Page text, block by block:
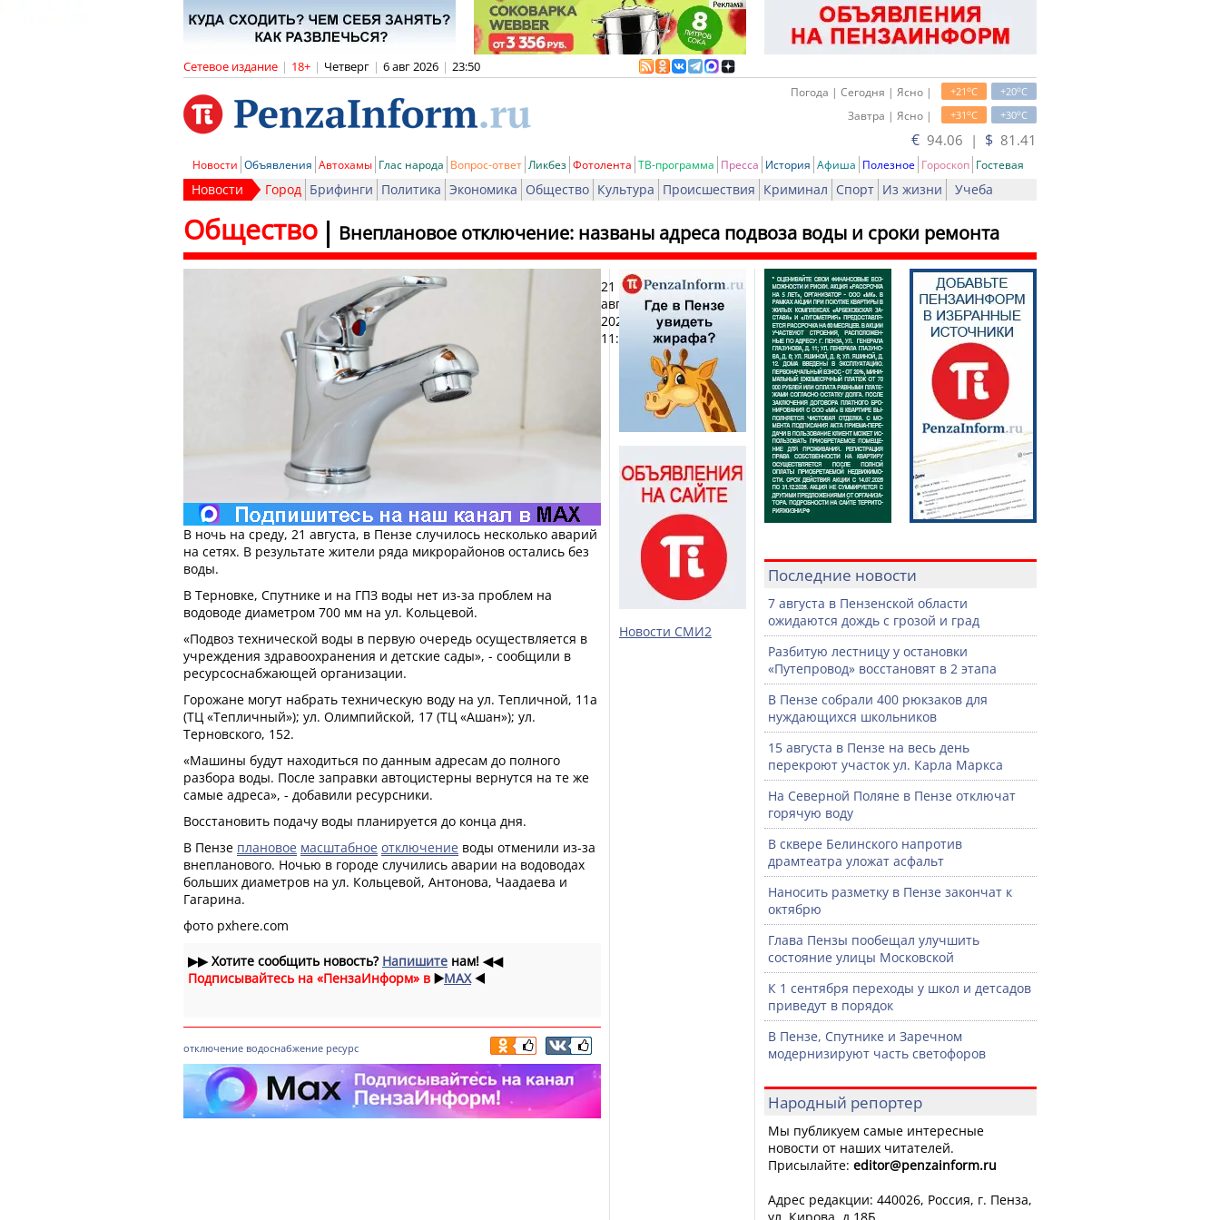
Сетевое издание | 18+ | Четверг | 6 авг 2026 | 23:50
+20oC
+21oC
Погода | Сегодня | Ясно |
+30oC
+31oC
Завтра | Ясно |
€ 94.06 | $ 81.41
Новости Объявления Автохамы Глас народа Вопрос-ответ Ликбез Фотолента ТВ-программа Пресса История Афиша Полезное Гороскоп Гостевая
Новости Город Брифинги Политика Экономика Общество Культура Происшествия Криминал Спорт Из жизни Учеба
Внеплановое отключение: названы адреса подвоза воды и сроки ремонта
Общество
21
августа
2024,
11:53
Печать
В ночь на среду, 21 августа, в Пензе случилось несколько аварий
на сетях. В результате жители ряда микрорайонов остались без
воды.
В Терновке, Спутнике и на ГПЗ воды нет из-за проблем на
водоводе диаметром 700 мм на ул. Кольцевой.
«Подвоз технической воды в первую очередь осуществляется в
учреждения здравоохранения и детские сады», - сообщили в
ресурсоснабжающей организации.
Горожане могут набрать техническую воду на ул. Тепличной, 11а
(ТЦ «Тепличный»); ул. Олимпийской, 17 (ТЦ «Ашан»); ул.
Терновского, 152.
«Машины будут находиться по данным адресам до полного
разбора воды. После заправки автоцистерны вернутся на те же
самые адреса», - добавили ресурсники.
Восстановить подачу воды планируется до конца дня.
В Пензе плановое масштабное отключение воды отменили из-за
внепланового. Ночью в городе случились аварии на водоводах
больших диаметров на ул. Кольцевой, Антонова, Чаадаева и
Гагарина.
фото pxhere.com
▶▶Хотите сообщить новость? Напишите нам! ◀◀
Подписывайтесь на «ПензаИнформ» в ▶️MAX ◀️
отключение водоснабжение ресурс
Новости СМИ2
Последние новости
7 августа в Пензенской области
ожидаются дождь с грозой и град
Разбитую лестницу у остановки
«Путепровод» восстановят в 2 этапа
В Пензе собрали 400 рюкзаков для
нуждающихся школьников
15 августа в Пензе на весь день
перекроют участок ул. Карла Маркса
На Северной Поляне в Пензе отключат
горячую воду
В сквере Белинского напротив
драмтеатра уложат асфальт
Наносить разметку в Пензе закончат к
октябрю
Глава Пензы пообещал улучшить
состояние улицы Московской
К 1 сентября переходы у школ и детсадов
приведут в порядок
В Пензе, Спутнике и Заречном
модернизируют часть светофоров
Народный репортер
Мы публикуем самые интересные
новости от наших читателей.
Присылайте: editor@penzainform.ru
Адрес редакции: 440026, Россия, г. Пенза,